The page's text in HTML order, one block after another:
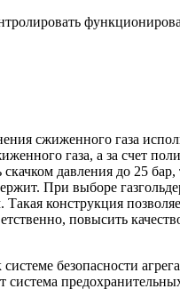
сжиженного газа
газа, а за счет
давления до 25 бар,
При выборе
конструкция
повысить
безопасности